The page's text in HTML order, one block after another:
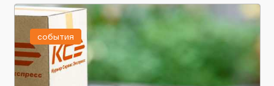
события